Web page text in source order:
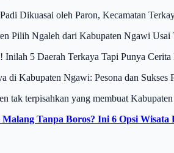
Padi Dikuasai oleh Paron, Kecamatan
Pilih Ngaleh dari Kabupaten Ngawi
5 Daerah Terkaya Tapi Punya
di Kabupaten Ngawi: Pesona dan Sukses
tak terpisahkan yang membuat
Tanpa Boros? Ini 6 Opsi